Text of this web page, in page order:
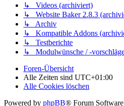
↳ Videos (archiviert)
↳ Website Baker 2.8.3
↳ Archiv
↳ Kompatible Addons
↳ Testberichte
↳ Modulwünsche / -
Foren-Übersicht
Alle Zeiten sind UTC+01:00
Alle Cookies löschen
Powered by phpBB® Forum